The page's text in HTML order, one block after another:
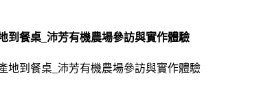
到餐桌_沛芳有機農場參訪與實作體驗